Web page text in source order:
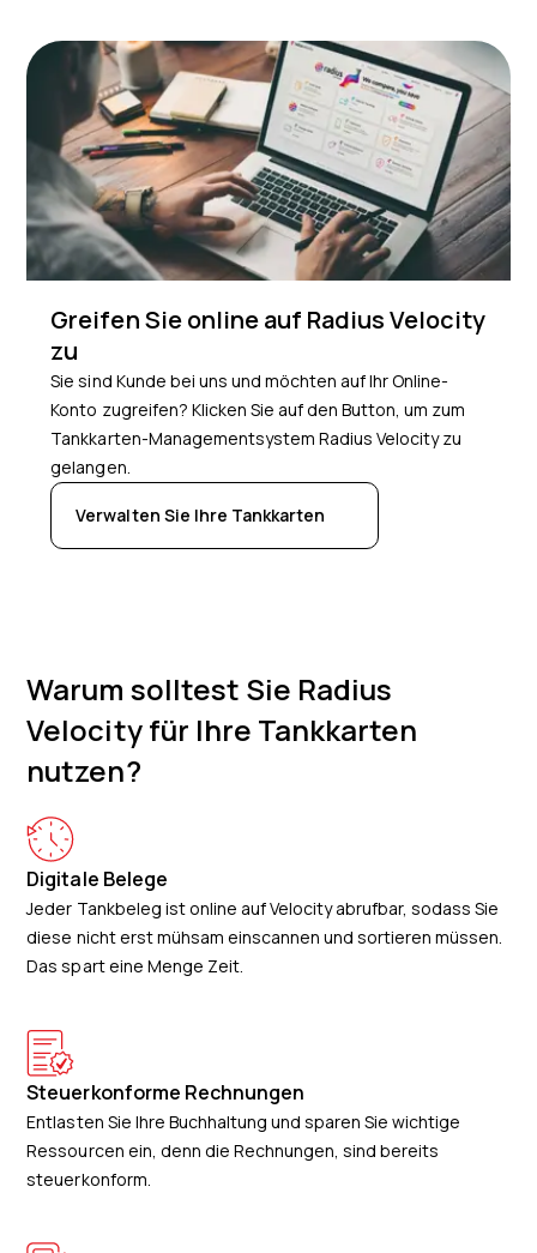
Greifen Sie online auf Radius Velocity
zu
Sie sind Kunde bei uns und möchten auf Ihr Online-
Konto zugreifen? Klicken Sie auf den Button, um zum
Tankkarten-Managementsystem Radius Velocity zu
gelangen.
Verwalten Sie Ihre Tankkarten
Warum solltest Sie Radius
Velocity für Ihre Tankkarten
nutzen?
Digitale Belege
Jeder Tankbeleg ist online auf Velocity abrufbar, sodass Sie
diese nicht erst mühsam einscannen und sortieren müssen.
Das spart eine Menge Zeit.
Steuerkonforme Rechnungen
Entlasten Sie Ihre Buchhaltung und sparen Sie wichtige
Ressourcen ein, denn die Rechnungen, sind bereits
steuerkonform.